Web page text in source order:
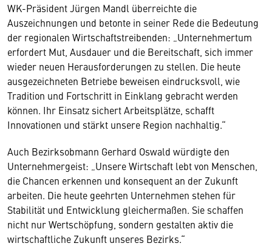
WK-Präsident Jürgen Mandl überreichte die
Auszeichnungen und betonte in seiner Rede die Bedeutung
der regionalen Wirtschaftstreibenden: „Unternehmertum
erfordert Mut, Ausdauer und die Bereitschaft, sich immer
wieder neuen Herausforderungen zu stellen. Die heute
ausgezeichneten Betriebe beweisen eindrucksvoll, wie
Tradition und Fortschritt in Einklang gebracht werden
können. Ihr Einsatz sichert Arbeitsplätze, schafft
Innovationen und stärkt unsere Region nachhaltig.“
Auch Bezirksobmann Gerhard Oswald würdigte den
Unternehmergeist: „Unsere Wirtschaft lebt von Menschen,
die Chancen erkennen und konsequent an der Zukunft
arbeiten. Die heute geehrten Unternehmen stehen für
Stabilität und Entwicklung gleichermaßen. Sie schaffen
nicht nur Wertschöpfung, sondern gestalten aktiv die
wirtschaftliche Zukunft unseres Bezirks.“